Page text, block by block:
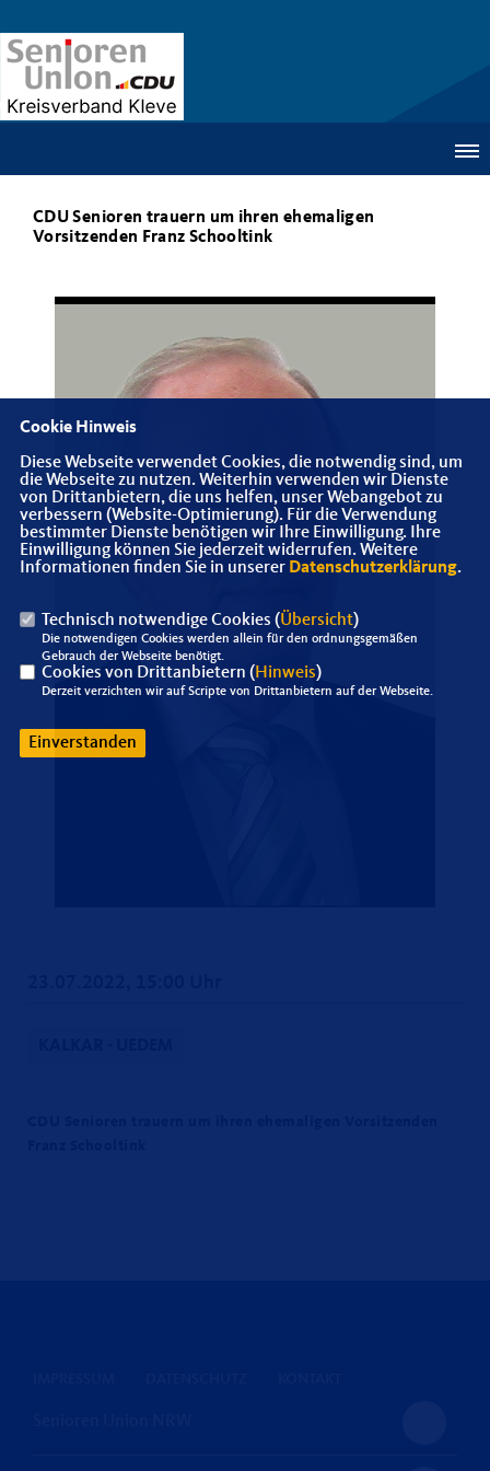
CDU Senioren trauern um ihren ehemaligen
Vorsitzenden Franz Schooltink
Cookie Hinweis
Diese Webseite verwendet Cookies, die notwendig sind, um
die Webseite zu nutzen. Weiterhin verwenden wir Dienste
von Drittanbietern, die uns helfen, unser Webangebot zu
verbessern (Website-Optimierung). Für die Verwendung
bestimmter Dienste benötigen wir Ihre Einwilligung. Ihre
Einwilligung können Sie jederzeit widerrufen. Weitere
Informationen finden Sie in unserer Datenschutzerklärung.
Technisch notwendige Cookies (Übersicht)
Die notwendigen Cookies werden allein für den ordnungsgemäßen
Gebrauch der Webseite benötigt.
Cookies von Drittanbietern (Hinweis)
Derzeit verzichten wir auf Scripte von Drittanbietern auf der Webseite.
Einverstanden